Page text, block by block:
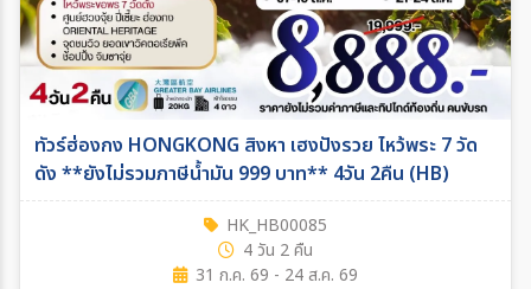
ทัวร์ฮ่องกง HONGKONG สิงหา เฮงปังรวย ไหว้พระ 7 วัด
ดัง **ยังไม่รวมภาษีน้ำมัน 999 บาท** 4วัน 2คืน (HB)
HK_HB00085
4 วัน 2 คืน
31 ก.ค. 69 - 24 ส.ค. 69